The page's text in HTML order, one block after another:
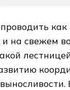
как
на свежем